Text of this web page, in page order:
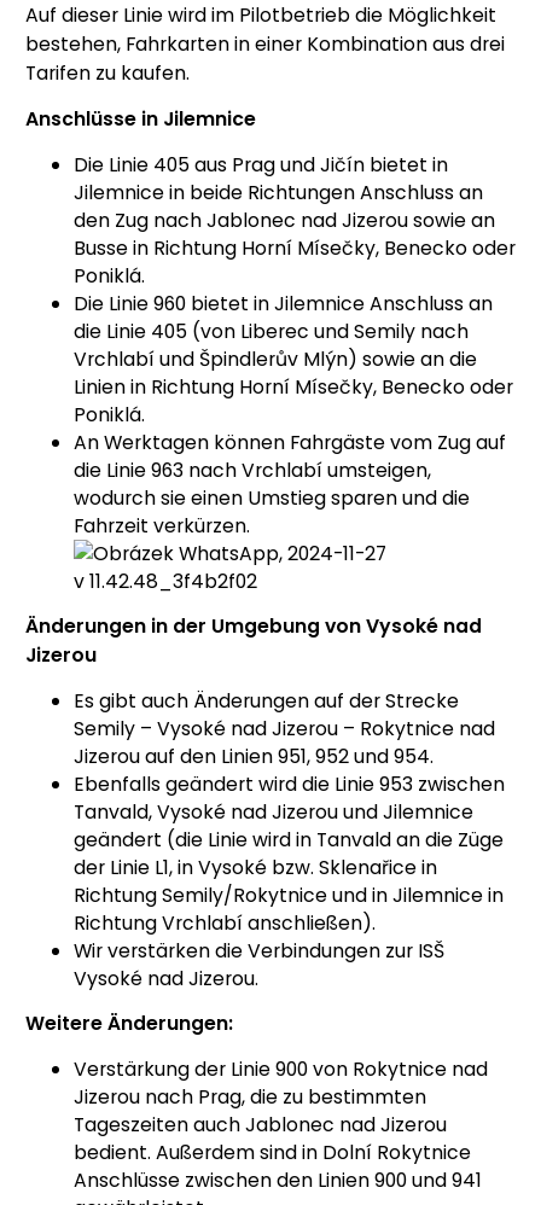
Auf dieser Linie wird im Pilotbetrieb die Möglichkeit
bestehen, Fahrkarten in einer Kombination aus drei
Tarifen zu kaufen.
Anschlüsse in Jilemnice
Die Linie 405 aus Prag und Jičín bietet in
Jilemnice in beide Richtungen Anschluss an
den Zug nach Jablonec nad Jizerou sowie an
Busse in Richtung Horní Mísečky, Benecko oder
Poniklá.
Die Linie 960 bietet in Jilemnice Anschluss an
die Linie 405 (von Liberec und Semily nach
Vrchlabí und Špindlerův Mlýn) sowie an die
Linien in Richtung Horní Mísečky, Benecko oder
Poniklá.
An Werktagen können Fahrgäste vom Zug auf
die Linie 963 nach Vrchlabí umsteigen,
wodurch sie einen Umstieg sparen und die
Fahrzeit verkürzen.
Änderungen in der Umgebung von Vysoké nad
Jizerou
Es gibt auch Änderungen auf der Strecke
Semily – Vysoké nad Jizerou – Rokytnice nad
Jizerou auf den Linien 951, 952 und 954.
Ebenfalls geändert wird die Linie 953 zwischen
Tanvald, Vysoké nad Jizerou und Jilemnice
geändert (die Linie wird in Tanvald an die Züge
der Linie L1, in Vysoké bzw. Sklenařice in
Richtung Semily/Rokytnice und in Jilemnice in
Richtung Vrchlabí anschließen).
Wir verstärken die Verbindungen zur ISŠ
Vysoké nad Jizerou.
Weitere Änderungen:
Verstärkung der Linie 900 von Rokytnice nad
Jizerou nach Prag, die zu bestimmten
Tageszeiten auch Jablonec nad Jizerou
bedient. Außerdem sind in Dolní Rokytnice
Anschlüsse zwischen den Linien 900 und 941